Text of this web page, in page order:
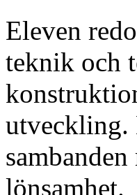
Eleven
teknik och
utveckling.
lönsamhet.